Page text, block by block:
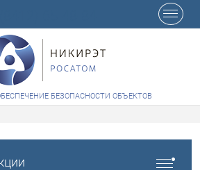
БЕЗОПАСНОСТИ ОБЪЕКТОВ